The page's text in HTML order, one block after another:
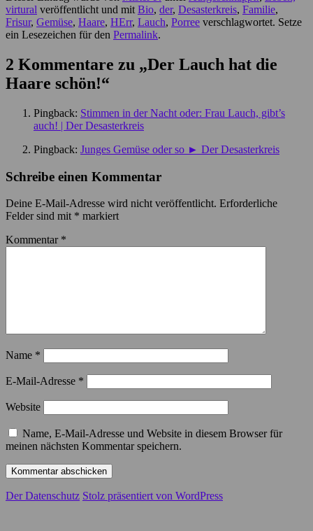
virtural veröffentlicht und mit Bio, der, Desasterkreis, Familie,
Frisur, Gemüse, Haare, HErr, Lauch, Porree verschlagwortet. Setze
ein Lesezeichen für den Permalink.
2 Kommentare zu „Der Lauch hat die
Haare schön!“
Pingback: Stimmen in der Nacht oder: Frau Lauch, gibt’s
auch! | Der Desasterkreis
Pingback: Junges Gemüse oder so ► Der Desasterkreis
Schreibe einen Kommentar
Deine E-Mail-Adresse wird nicht veröffentlicht. Erforderliche
Felder sind mit * markiert
Kommentar *
Name *
E-Mail-Adresse *
Website
Name, E-Mail-Adresse und Website in diesem Browser für
meinen nächsten Kommentar speichern.
Der Datenschutz Stolz präsentiert von WordPress